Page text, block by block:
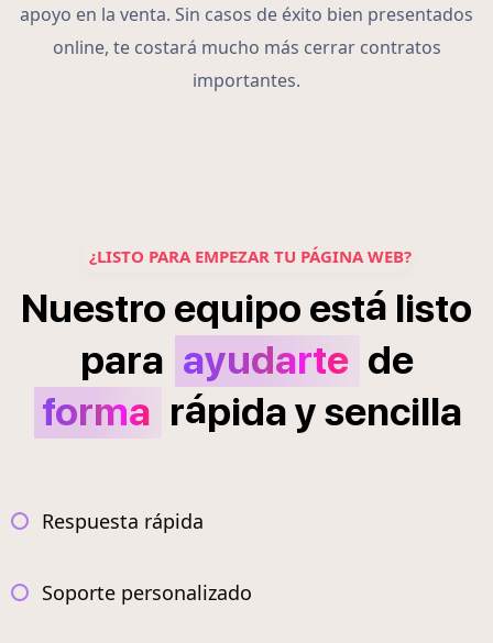
apoyo en la venta. Sin casos de éxito bien presentados
online, te costará mucho más cerrar contratos
importantes.
¿LISTO PARA EMPEZAR TU PÁGINA WEB?
Nuestro equipo está listo
para ayudarte de
forma rápidaysencilla
Respuesta rápida
Soporte personalizado